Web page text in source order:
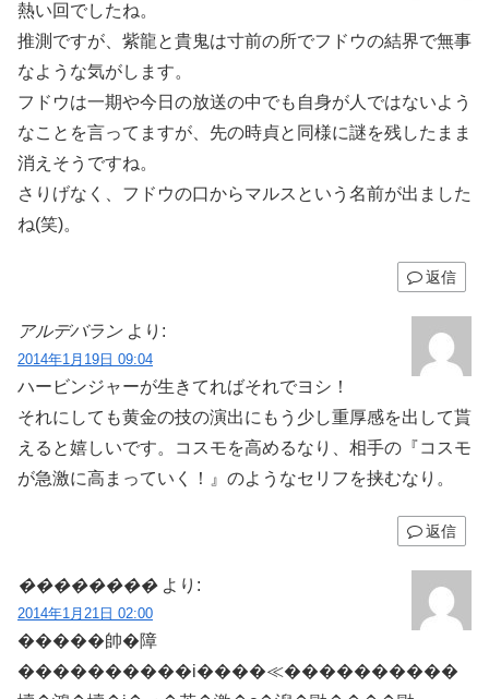
熱い回でしたね。
推測ですが、紫龍と貴鬼は寸前の所でフドウの結界で無事
なような気がします。
フドウは一期や今日の放送の中でも自身が人ではないよう
なことを言ってますが、先の時貞と同様に謎を残したまま
消えそうですね。
さりげなく、フドウの口からマルスという名前が出ました
ね(笑)。
返信
アルデバラン より:
2014年1月19日 09:04
ハービンジャーが生きてればそれでヨシ！
それにしても黄金の技の演出にもう少し重厚感を出して貰
えると嬉しいです。コスモを高めるなり、相手の『コスモ
が急激に高まっていく！』のようなセリフを挟むなり。
返信
�������� より:
2014年1月21日 02:00
�����帥�障
����������i����≪����������